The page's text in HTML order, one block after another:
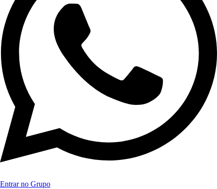
Entrar no Grupo